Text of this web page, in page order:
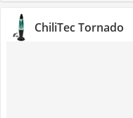
ChiliTec Tornado